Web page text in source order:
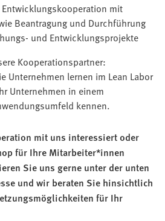
mit
Beantragung und Durchführung
und Entwicklungsprojekte
Kooperationspartner:
Unternehmen lernen im Lean Labor
Unternehmen in einem
kennen.
mit uns interessiert oder
für Ihre Mitarbeiter*innen
Sie uns gerne unter der unten
und wir beraten Sie hinsichtlich
für Ihr